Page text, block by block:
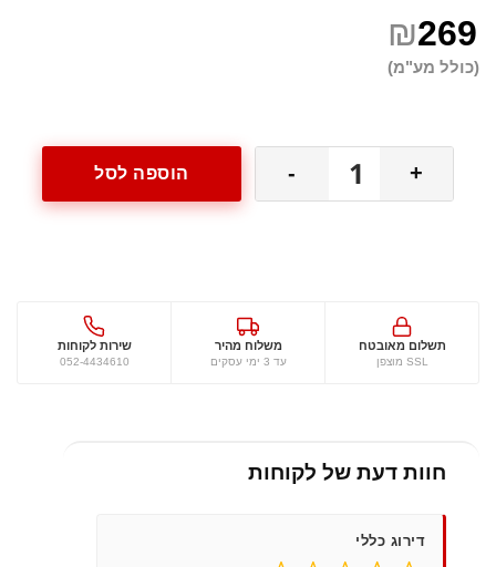
נייד
הודעה (אופציונלי)
₪269
(כולל מע"מ)
+
כמות
- הוספה לסל
תשלום מאובטח
SSL מוצפן
משלוח מהיר
עד 3 ימי עסקים
שירות לקוחות
052-4434610
חוות דעת של לקוחות
דירוג כללי